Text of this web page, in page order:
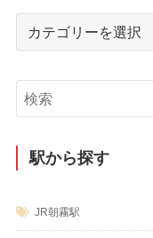
イ
ブ
リ
ー
駅から探す
JR朝霧駅